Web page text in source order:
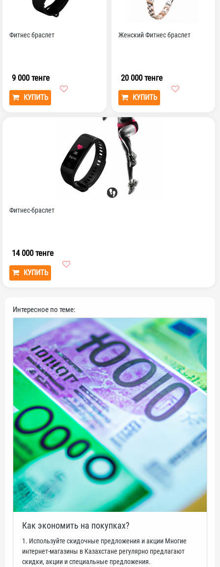
Фитнес браслет
9 000 тенге
КУПИТЬ
Женский Фитнес браслет
20 000 тенге
КУПИТЬ
Фитнес-браслет
14 000 тенге
КУПИТЬ
Интересное по теме:
Как экономить на покупках?
1. Используйте скидочные предложения и акции Многие
интернет-магазины в Казахстане регулярно предлагают
скидки, акции и специальные предложения.